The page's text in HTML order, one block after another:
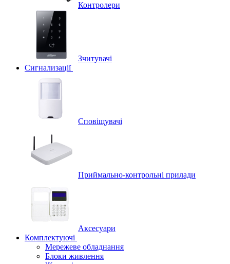
Контролери
Зчитувачі
Сигнализації
Сповіщувачі
Приймально-контрольні прилади
Аксесуари
Комплектуючі
Мережеве обладнання
Блоки живлення